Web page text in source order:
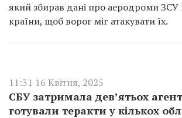
який збирав дані про аеродроми ЗСУ
країни, щоб ворог міг атакувати їх.
11:31 16 Квітня, 2025
СБУ затримала дев’ятьох
готували теракти у кількох